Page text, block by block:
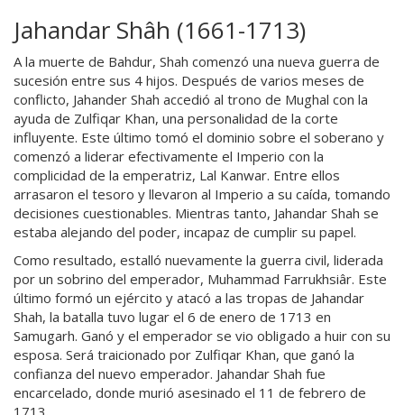
Jahandar Shâh (1661-1713)
A la muerte de Bahdur, Shah comenzó una nueva guerra de
sucesión entre sus 4 hijos. Después de varios meses de
conflicto, Jahander Shah accedió al trono de Mughal con la
ayuda de Zulfiqar Khan, una personalidad de la corte
influyente. Este último tomó el dominio sobre el soberano y
comenzó a liderar efectivamente el Imperio con la
complicidad de la emperatriz, Lal Kanwar. Entre ellos
arrasaron el tesoro y llevaron al Imperio a su caída, tomando
decisiones cuestionables. Mientras tanto, Jahandar Shah se
estaba alejando del poder, incapaz de cumplir su papel.
Como resultado, estalló nuevamente la guerra civil, liderada
por un sobrino del emperador, Muhammad Farrukhsiâr. Este
último formó un ejército y atacó a las tropas de Jahandar
Shah, la batalla tuvo lugar el 6 de enero de 1713 en
Samugarh. Ganó y el emperador se vio obligado a huir con su
esposa. Será traicionado por Zulfiqar Khan, que ganó la
confianza del nuevo emperador. Jahandar Shah fue
encarcelado, donde murió asesinado el 11 de febrero de
1713.